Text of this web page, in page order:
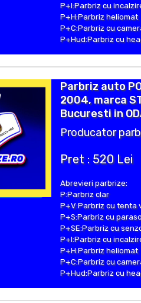
P+I:Parbriz cu
P+H:Parbriz heliomat
P+C:Parbriz cu
P+Hud:Parbriz cu
Parbriz auto
2004, marca
Bucuresti in
Producator
Pret : 520 Lei
Abrevieri parbrize:
P:Parbriz clar
P+V:Parbriz cu tenta
P+S:Parbriz cu
P+SE:Parbriz cu
P+I:Parbriz cu
P+H:Parbriz heliomat
P+C:Parbriz cu
P+Hud:Parbriz cu